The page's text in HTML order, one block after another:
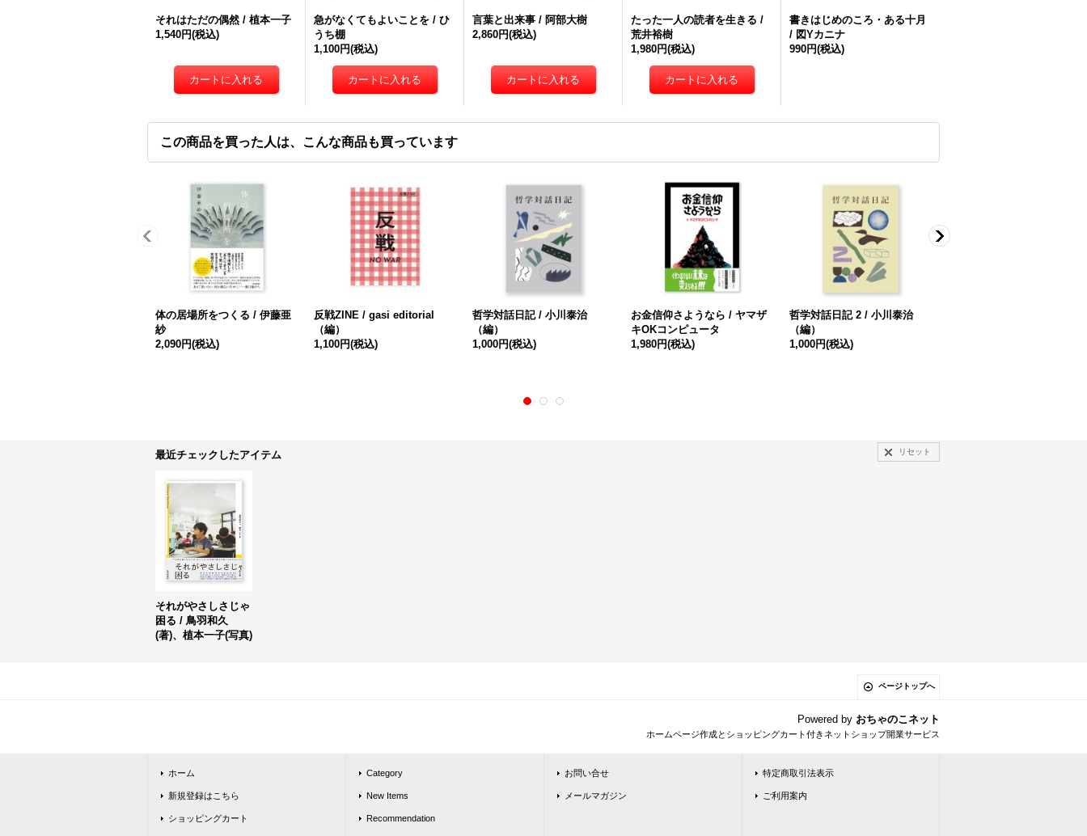
それはただの偶然 / 植本一子
1,540円(税込)
急がなくてもよいことを / ひ
うち棚
1,100円(税込)
言葉と出来事 / 阿部大樹
2,860円(税込)
たった一人の読者を生きる /
荒井裕樹
1,980円(税込)
書きはじめのころ・ある十月
/ 図Yカニナ
990円(税込)
この商品を買った人は、こんな商品も買っています
体の居場所をつくる / 伊藤亜
紗
2,090円(税込)
反戦ZINE / gasi editorial
（編）
1,100円(税込)
哲学対話日記 / 小川泰治
（編）
1,000円(税込)
お金信仰さようなら / ヤマザ
キOKコンピュータ
1,980円(税込)
哲学対話日記 2 / 小川泰治
（編）
1,000円(税込)
最近チェックしたアイテム リセット
それがやさしさじゃ
困る / 鳥羽和久
(著)、植本一子(写真)
ページトップへ
Powered by おちゃのこネット
ホームページ作成とショッピングカート付きネットショップ開業サービス
ホーム
新規登録はこちら
ショッピングカート
Category
New Items
Recommendation
お問い合せ
メールマガジン
特定商取引法表示
ご利用案内